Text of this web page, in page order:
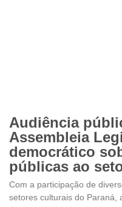
Audiência
Assembleia
democrático
públicas ao
Com a participação de
setores culturais do Paraná,